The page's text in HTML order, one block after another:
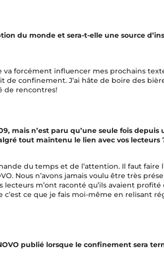
du monde et sera-t-elle une source
forcément influencer mes prochains
de confinement. J’ai hâte de boire des
de rencontres!
mais n’est paru qu’une seule fois depuis
tout maintenu le lien avec vos lecteurs
du temps et de l’attention. Il faut faire
Nous n’avons jamais voulu être très
lecteurs m’ont raconté qu’ils avaient
c’est ce que je fais moi-même en relisant
publié lorsque le confinement sera